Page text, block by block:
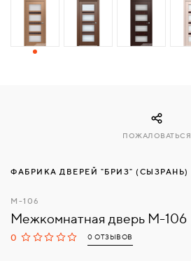
СВЯЗАТЬСЯ
ФАБРИКА ДВЕРЕЙ "БРИЗ" (СЫЗРАНЬ)
М-106
Межкомнатная дверь М-106
0 0 ОТЗЫВОВ
ПОЖАЛОВАТЬСЯ